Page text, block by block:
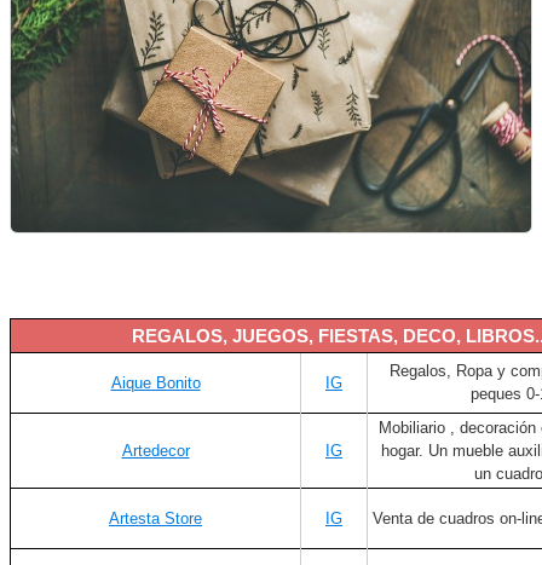
REGALOS, JUEGOS, FIESTAS, DECO,
Aique Bonito IG
Regalos, Ropa y
peques
Artedecor IG
Mobiliario ,
hogar. Un mueble
un
Artesta Store IG Venta de cuadros on-